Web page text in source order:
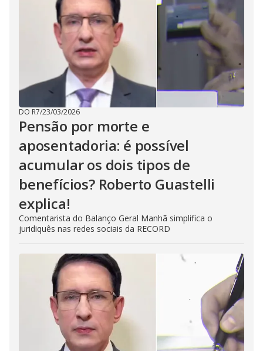
DO R7/23/03/2026
Pensão por morte e
aposentadoria: é possível
acumular os dois tipos de
benefícios? Roberto Guastelli
explica!
Comentarista do Balanço Geral Manhã simplifica o
juridiquês nas redes sociais da RECORD